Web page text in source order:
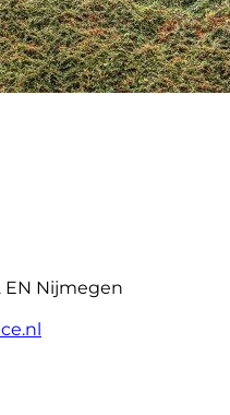
EN Nijmegen